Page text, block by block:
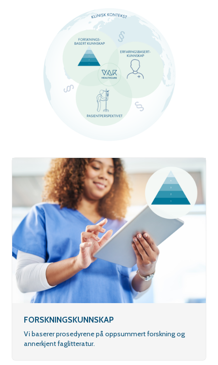
FORSKNINGSKUNNSKAP
Vi baserer prosedyrene på oppsummert forskning og
annerkjent faglitteratur.